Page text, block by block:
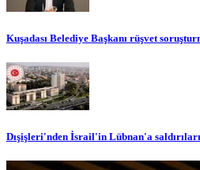
Kuşadası Belediye Başkanı rüşvet
Dışişleri'nden İsrail'in Lübnan'a